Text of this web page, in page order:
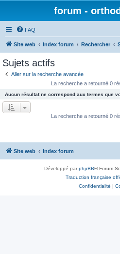
forum -
FAQ
Site web Index forum Rechercher
Sujets actifs
Aller sur la recherche avancée
La recherche a retourné 0
Aucun résultat ne correspond aux termes que
La recherche a retourné 0
Site web Index forum
Développé parphpBB® Forum
Traduction française
Confidentialité |